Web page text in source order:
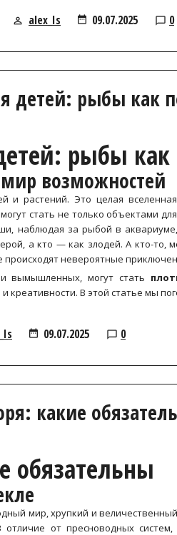
alex_Is 09.07.2025 0
детей: рыбы как
рыбы как
возможностей
растений. Это целая
стать не только объектами
наблюдая за рыбой в
а кто — как злодей. А кто-то,
невероятные
вымышленных, могут стать
креативности. В этой статье мы
09.07.2025 0
какие
обязательны
мир, хрупкий и
от пресноводных